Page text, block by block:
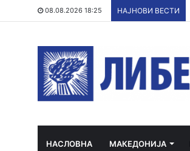
08.08.2026 18:25 НАЈНОВИ ВЕСТИ
НАСЛОВНА МАКЕДОНИЈА